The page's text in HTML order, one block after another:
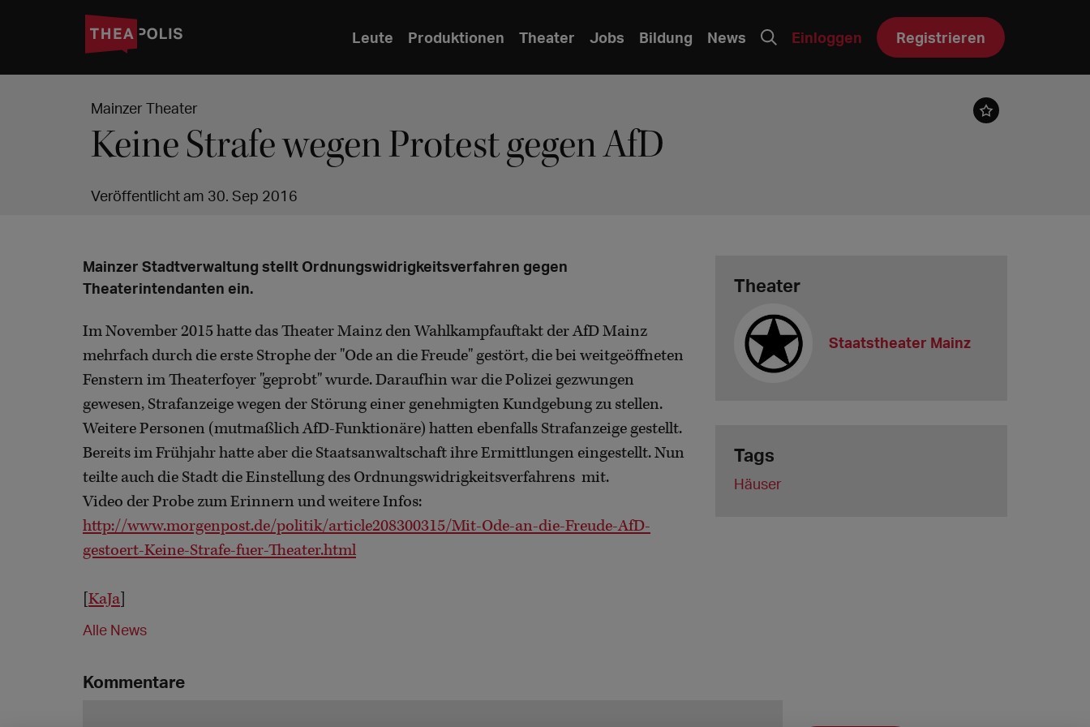
Leute Produktionen Theater Jobs Bildung News Einloggen Registrieren
Mainzer Theater
Keine Strafe wegen Protest gegen AfD
Veröffentlicht am 30. Sep 2016
Mainzer Stadtverwaltung stellt Ordnungswidrigkeitsverfahren gegen
Theaterintendanten ein.
Im November 2015 hatte das Theater Mainz den Wahlkampfauftakt der AfD Mainz
mehrfach durch die erste Strophe der "Ode an die Freude" gestört, die bei weitgeöffneten
Fenstern im Theaterfoyer "geprobt" wurde. Daraufhin war die Polizei gezwungen
gewesen, Strafanzeige wegen der Störung einer genehmigten Kundgebung zu stellen.
Weitere Personen (mutmaßlich AfD-Funktionäre) hatten ebenfalls Strafanzeige gestellt.
Bereits im Frühjahr hatte aber die Staatsanwaltschaft ihre Ermittlungen eingestellt. Nun
teilte auch die Stadt die Einstellung des Ordnungswidrigkeitsverfahrens mit.
Video der Probe zum Erinnern und weitere Infos:
http://www.morgenpost.de/politik/article208300315/Mit-Ode-an-die-Freude-AfD-
gestoert-Keine-Strafe-fuer-Theater.html
KaJa
Alle News
Theater
Staatstheater Mainz
Tags
Häuser
Kommentare